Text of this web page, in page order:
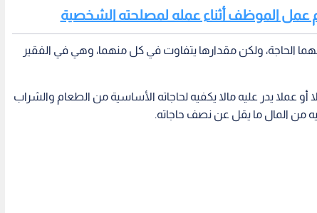
عمل الموظف أثناء عمله لمصلحته الشخصية
الحاجة، ولكن مقدارها يتفاوت في كل منهما، وهي في الفقير
أو عملا يدر عليه مالا يكفيه لحاجاته الأساسية من الطعام والشراب
من المال ما يقل عن نصف حاجاته.